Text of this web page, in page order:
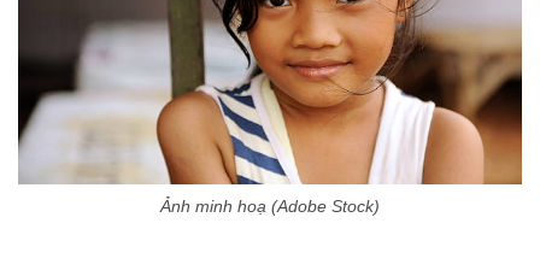
Ảnh minh hoạ (Adobe Stock)